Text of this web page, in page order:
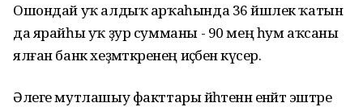
Ошондай уҡ алдыҡ арҡаһында 36 йәшлек ҡатын
да ярайһы уҡ ҙур сумманы - 90 мең һум аҡсаны
ялған банк хеҙмәткәренең иҫәбенә күсерә.
Әлеге мутлашыу факттары йәһәтенән енәйәт эштәре